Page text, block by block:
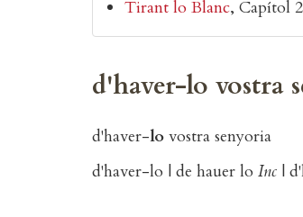
Tirant lo Blanc Capítol
d'haver-lo vostra
d'haver-lo vostra senyoria
d'haver-lo | de hauer lo Inc |